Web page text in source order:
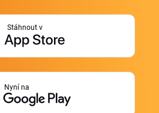
Stáhnout v
Nyní na